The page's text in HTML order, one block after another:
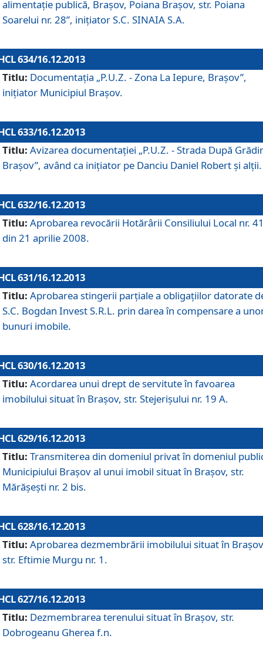
alimentaţie publică, Braşov, Poiana Braşov, str. Poiana
Soarelui nr. 28”, iniţiator S.C. SINAIA S.A.
634/16.12.2013
Titlu: Documentaţia „P.U.Z. - Zona La Iepure, Braşov”,
iniţiator Municipiul Braşov.
633/16.12.2013
Titlu: Avizarea documentaţiei „P.U.Z. - Strada După
Braşov”, având ca iniţiator pe Danciu Daniel Robert şi alţii.
632/16.12.2013
Titlu: Aprobarea revocării Hotărârii Consiliului Local nr.
din 21 aprilie 2008.
631/16.12.2013
Titlu: Aprobarea stingerii parţiale a obligaţiilor datorate
S.C. Bogdan Invest S.R.L. prin darea în compensare a
bunuri imobile.
630/16.12.2013
Titlu: Acordarea unui drept de servitute în favoarea
imobilului situat în Braşov, str. Stejerişului nr. 19 A.
629/16.12.2013
Titlu: Transmiterea din domeniul privat în domeniul
Municipiului Braşov al unui imobil situat în Braşov, str.
Mărăşeşti nr. 2 bis.
628/16.12.2013
Titlu: Aprobarea dezmembrării imobilului situat în
str. Eftimie Murgu nr. 1.
627/16.12.2013
Titlu: Dezmembrarea terenului situat în Braşov, str.
Dobrogeanu Gherea f.n.